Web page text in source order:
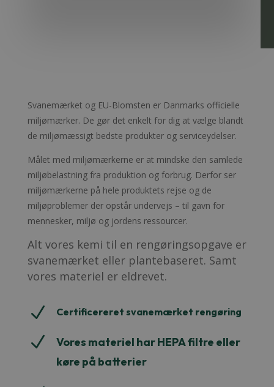
Svanemærket og EU-Blomsten er Danmarks officielle
miljømærker. De gør det enkelt for dig at vælge blandt
de miljømæssigt bedste produkter og serviceydelser.
Målet med miljømærkerne er at mindske den samlede
miljøbelastning fra produktion og forbrug. Derfor ser
miljømærkerne på hele produktets rejse og de
miljøproblemer der opstår undervejs – til gavn for
mennesker, miljø og jordens ressourcer.
Alt vores kemi til en rengøringsopgave er
svanemærket eller plantebaseret. Samt
vores materiel er eldrevet.
N Certificereret svanemærket rengøring
N
Vores materiel har HEPA filtre eller
køre på batterier